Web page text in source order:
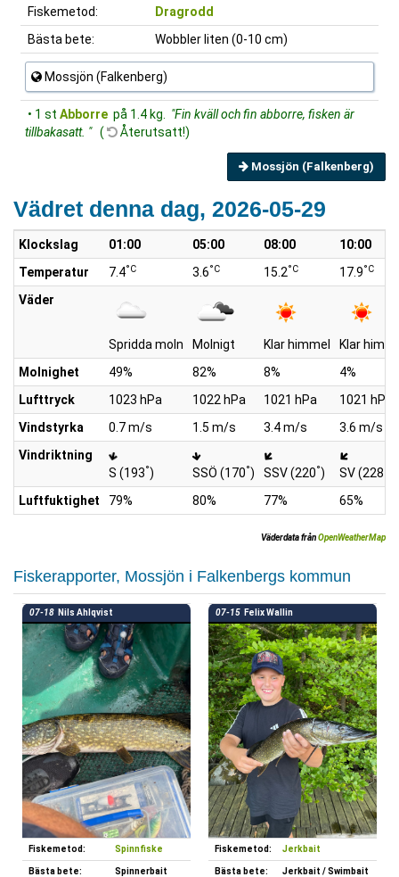
Fiskemetod:
Dragrodd
Bästa bete:
Wobbler liten (0-10 cm)
Mossjön (Falkenberg)
• 1 st Abborre på 1.4 kg.
"Fin kväll och fin abborre, fisken är
tillbakasatt. " ( Återutsatt!)
Mossjön (Falkenberg)
Vädret denna dag, 2026-05-29
Klockslag 01:00 05:00 08:00
10:00
Temperatur
7.4°C 3.6°C 15.2°C 17.9°C
Väder
Spridda moln Molnigt Klar himmel
Klar
Molnighet
49% 82% 8%
4%
Lufttryck
1023 hPa 1022 hPa 1021 hPa
1021 hPa
Vindstyrka
0.7 m/s 1.5 m/s 3.4 m/s
3.6 m/s
Vindriktning
S (193°) SSÖ (170°) SSV (220°) SV (228
Luftfuktighet
79% 80% 77% 65%
Väderdata frånOpenWeatherMap
Fiskerapporter, Mossjön i Falkenbergs kommun
07-18 Nils Ahlqvist
Fiskemetod: Spinnfiske
Bästa bete: Spinnerbait
07-15 Felix Wallin
Fiskemetod: Jerkbait
Bästa bete: Jerkbait / Swimbait